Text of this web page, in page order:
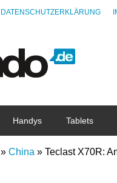
DATENSCHUTZERKLÄRUNG
Handys Tablets
» China » Teclast X70R: